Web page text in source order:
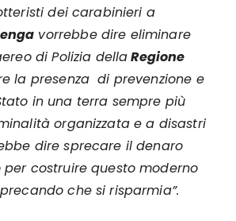
dei carabinieri a
vorrebbe dire eliminare
di Polizia dellaRegione
la presenza di prevenzione e
in una terra sempre più
organizzata e a disastri
dire sprecare il denaro
costruire questo moderno
che si risparmia”.